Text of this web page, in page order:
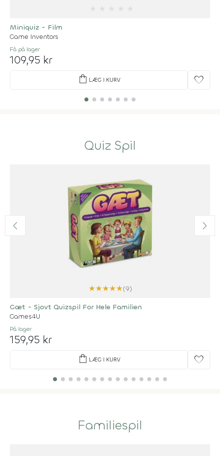
Miniquiz - Film
Game Inventors
Få på lager
109,95 kr
shopping_bag LÆG I KURV favorite
Quiz Spil
★★★★★(9)
Gæt - Sjovt Quizspil For Hele Familien
Games4U
På lager
159,95 kr
shopping_bag LÆG I KURV favorite
Familiespil